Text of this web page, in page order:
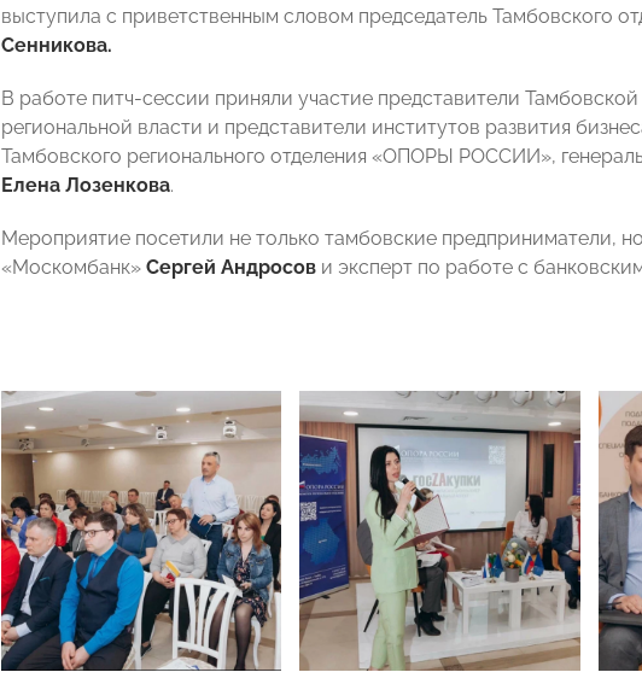
выступила с приветственным словом председатель
Сенникова.
В работе питч-сессии приняли участие представители
региональной власти и представители институтов развития
Тамбовского регионального отделения «ОПОРЫ РОССИИ»,
Елена Лозенкова.
Мероприятие посетили не только тамбовские предприниматели,
«Москомбанк» Сергей Андросов и эксперт по работе с